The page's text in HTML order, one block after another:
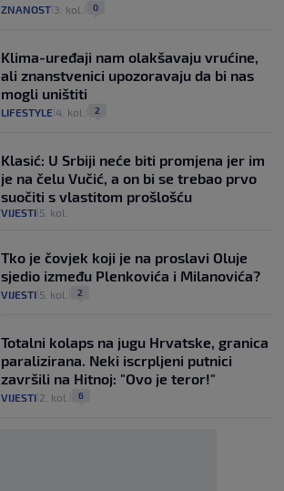
ZNANOST 3. kol. 0
Klima-uređaji nam olakšavaju vrućine,
ali znanstvenici upozoravaju da bi nas
mogli uništiti
LIFESTYLE 4. kol. 2
Klasić: U Srbiji neće biti promjena jer im
je na čelu Vučić, a on bi se trebao prvo
suočiti s vlastitom prošlošću
VIJESTI 5. kol.
Tko je čovjek koji je na proslavi Oluje
sjedio između Plenkovića i Milanovića?
VIJESTI 5. kol. 2
Totalni kolaps na jugu Hrvatske, granica
paralizirana. Neki iscrpljeni putnici
završili na Hitnoj: "Ovo je teror!"
VIJESTI 2. kol. 6